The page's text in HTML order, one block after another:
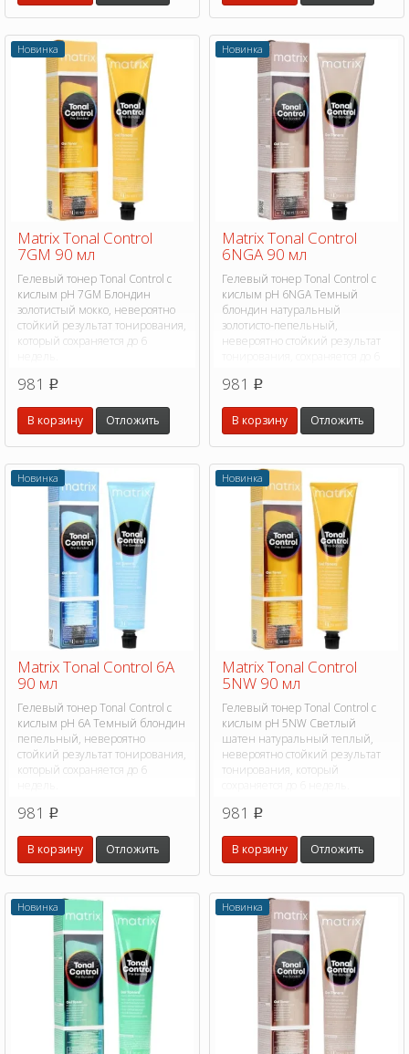
Новинка
Matrix Tonal Control
7GM 90 мл
Гелевый тонер Tonal Control с
кислым pH 7GM Блондин
золотистый мокко, невероятно
стойкий результат тонирования,
который сохраняется до 6
981 p
В корзину Отложить
Новинка
Matrix Tonal Control
6NGA 90 мл
Гелевый тонер Tonal Control с
кислым pH 6NGA Темный
блондин натуральный
золотисто-пепельный,
невероятно стойкий результат
981 p
В корзину Отложить
Новинка
Matrix Tonal Control 6A
90 мл
Гелевый тонер Tonal Control с
кислым pH 6A Темный блондин
пепельный, невероятно
стойкий результат тонирования,
который сохраняется до 6
981 p
В корзину Отложить
Новинка
Matrix Tonal Control
5NW 90 мл
Гелевый тонер Tonal Control с
кислым pH 5NW Светлый
шатен натуральный теплый,
невероятно стойкий результат
тонирования, который
981 p
В корзину Отложить
Новинка Новинка